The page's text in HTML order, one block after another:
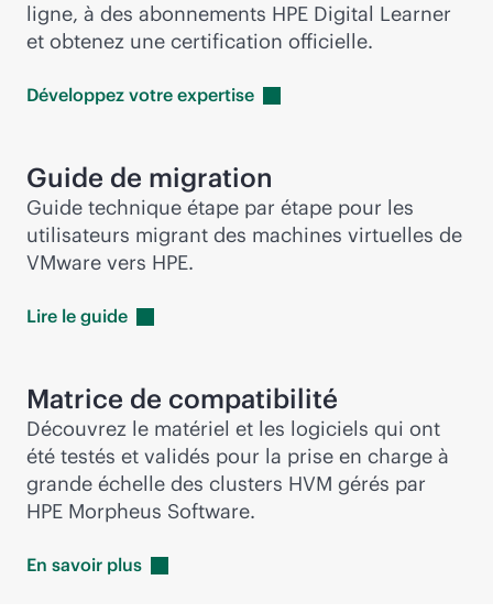
ligne, à des abonnements HPE Digital Learner
et obtenez une certification officielle.
Développez votre expertise
Guide de migration
Guide technique étape par étape pour les
utilisateurs migrant des machines virtuelles de
VMware vers HPE.
Lire le guide
Matrice de compatibilité
Découvrez le matériel et les logiciels qui ont
été testés et validés pour la prise en charge à
grande échelle des clusters HVM gérés par
HPE Morpheus Software.
En savoir plus